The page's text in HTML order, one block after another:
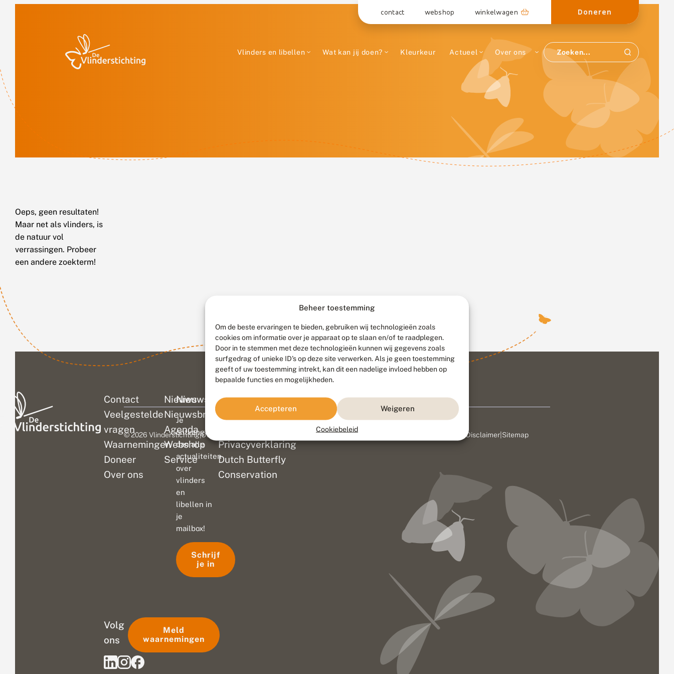
Beheer toestemming
Om de beste ervaringen te bieden, gebruiken wij technologieën zoals
cookies om informatie over je apparaat op te slaan en/of te raadplegen.
Door in te stemmen met deze technologieën kunnen wij gegevens zoals
surfgedrag of unieke ID's op deze site verwerken. Als je geen toestemming
geeft of uw toestemming intrekt, kan dit een nadelige invloed hebben op
bepaalde functies en mogelijkheden.
Accepteren Weigeren
Cookiebeleid
contact webshop winkelwagen Doneren
Vlinders en libellen Wat kan jij doen? Kleurkeur Actueel Over ons
Oeps, geen resultaten!
Maar net als vlinders, is
de natuur vol
verrassingen. Probeer
een andere zoekterm!
Contact
Veelgestelde
vragen
Waarnemingen
Doneer
Over ons
Nieuws
Nieuwsbrief
Agenda
Webshop
Service
Colofon
Disclaimer
Privacyverklaring
Dutch Butterfly
Conservation
Nieuwsbrief
Je
ontvangt
dan alle
actualiteiten
over
vlinders
en
libellen in
je
mailbox!
Schrijf
je in
Volg
ons
Meld
waarnemingen
© 2026 Vlinderstichting|Duurzaam ontwikkeld door Go2People, ontworpen door Disclaimer Sitemap